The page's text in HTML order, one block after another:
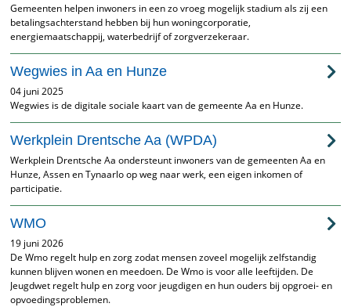
Gemeenten helpen inwoners in een zo vroeg mogelijk stadium als zij een
betalingsachterstand hebben bij hun woningcorporatie,
energiemaatschappij, waterbedrijf of zorgverzekeraar.
Wegwies in Aa en Hunze
04 juni 2025
Wegwies is de digitale sociale kaart van de gemeente Aa en Hunze.
Werkplein Drentsche Aa (WPDA)
Werkplein Drentsche Aa ondersteunt inwoners van de gemeenten Aa en
Hunze, Assen en Tynaarlo op weg naar werk, een eigen inkomen of
participatie.
WMO
19 juni 2026
De Wmo regelt hulp en zorg zodat mensen zoveel mogelijk zelfstandig
kunnen blijven wonen en meedoen. De Wmo is voor alle leeftijden. De
Jeugdwet regelt hulp en zorg voor jeugdigen en hun ouders bij opgroei- en
opvoedingsproblemen.